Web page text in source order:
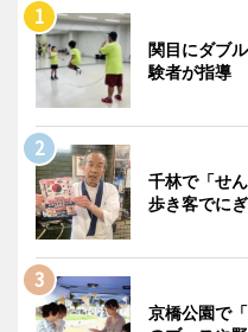
関目にダブ
験者が指導
千林で「せ
歩き客でに
京橋公園で